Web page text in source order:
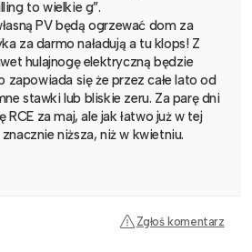
to wielkie g”.
PV będą ogrzewać dom za
za darmo naładują a tu klops! Z
hulajnogę elektryczną będzie
zapowiada się że przez całe lato od
stawki lub bliskie zeru. Za parę dni
za maj, ale jak łatwo już w tej
niższa, niż w kwietniu.
Zgłoś komentarz